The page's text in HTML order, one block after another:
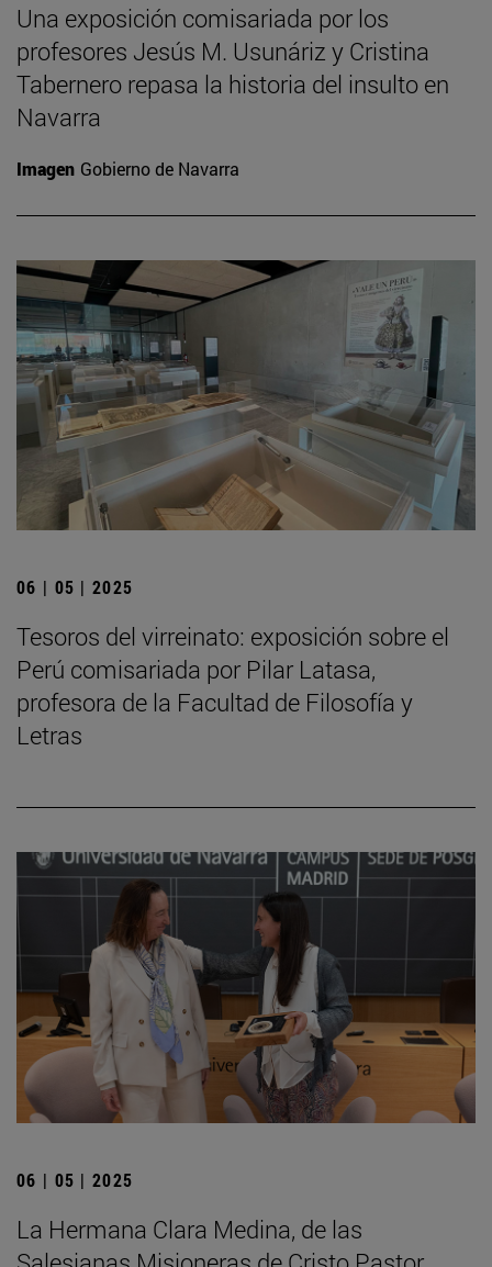
Una exposición comisariada por los
profesores Jesús M. Usunáriz y Cristina
Tabernero repasa la historia del insulto en
Navarra
Imagen Gobierno de Navarra
06 | 05 | 2025
Tesoros del virreinato: exposición sobre el
Perú comisariada por Pilar Latasa,
profesora de la Facultad de Filosofía y
Letras
06 | 05 | 2025
La Hermana Clara Medina, de las